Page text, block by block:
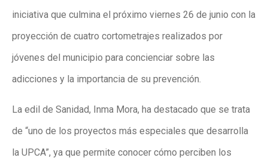
iniciativa que culmina el próximo viernes 26 de junio con la
proyección de cuatro cortometrajes realizados por
jóvenes del municipio para concienciar sobre las
adicciones y la importancia de su prevención.
La edil de Sanidad, Inma Mora, ha destacado que se trata
de “uno de los proyectos más especiales que desarrolla
la UPCA”, ya que permite conocer cómo perciben los